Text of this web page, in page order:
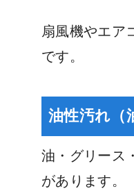
扇風機やエア
です。
油性汚れ（
油・グリース
があります。